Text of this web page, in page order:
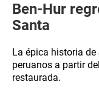
Ben-Hur
Santa
La épica historia
peruanos a partir
restaurada.